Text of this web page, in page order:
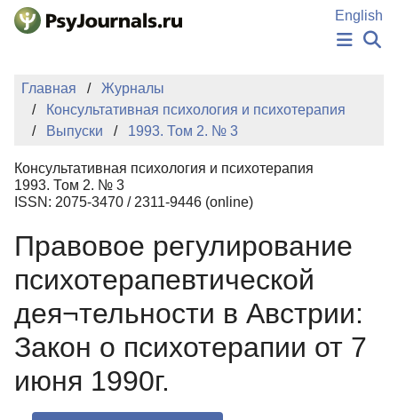
Перейти к основному содержанию
English
НОВОСТИ
АВТОРЫ
Регистрация
Главная
Журналы
Консультативная психология и психотерапия
Выпуски
1993. Том 2. № 3
Консультативная психология и психотерапия
1993. Том 2. № 3
ISSN: 2075-3470 / 2311-9446 (online)
Правовое регулирование
психотерапевтической
дея¬тельности в Австрии:
Закон о психотерапии от 7
июня 1990г.